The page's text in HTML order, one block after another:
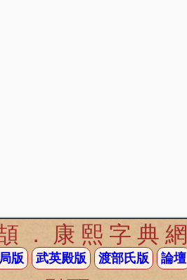
． 康熙字典
版 武英殿版 渡部氏版 論壇